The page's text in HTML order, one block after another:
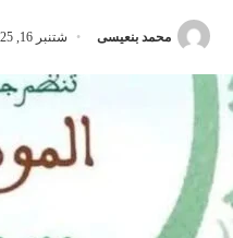
محمد بنعيسى شتنبر 16, 2025